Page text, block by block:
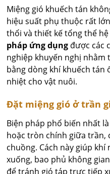
Miệng gió khuếch tán
hiệu suất phụ thuộc rất
thổi và thiết kế tổng thể
pháp ứng dụng được các
nghiệp khuyến nghị nhằm
bằng dòng khí khuếch tán
nhiệt cho vật nuôi.
Đặt miệng gió ở trần
Biện pháp phổ biến nhất
hoặc tròn chính giữa trần,
chuồng. Cách này giúp
xuống, bao phủ không
để tránh gió táp trực tiếp